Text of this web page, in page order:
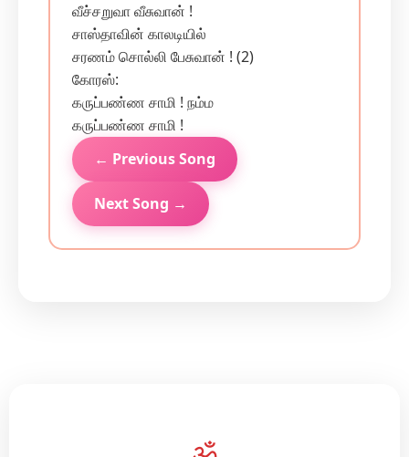
வீச்சறுவா வீசுவான் !
சாஸ்தாவின் காலடியில்
சரணம் சொல்லி பேசுவான் ! (2)
கோரஸ்:
கருப்பண்ண சாமி ! நம்ம
கருப்பண்ண சாமி !
← Previous Song
Next Song →